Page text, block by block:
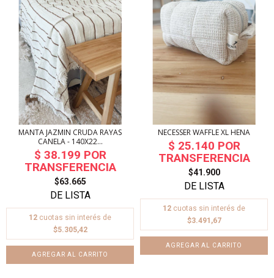
MANTA JAZMIN CRUDA RAYAS
CANELA - 140X22...
$63.665
12 cuotas sin interés de
$5.305,42
NECESSER WAFFLE XL HENA
$41.900
12 cuotas sin interés de
$3.491,67